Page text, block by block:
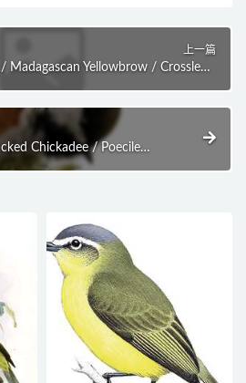
上一篇
Madagascan Yellowbrow / Crossleyia
Chickadee / Poecile